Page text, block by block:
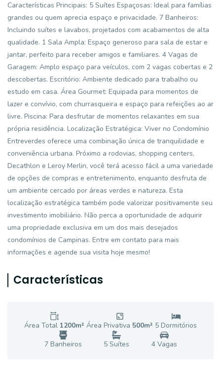
Características Principais: 5 Suítes Espaçosas: Ideal para famílias
grandes ou quem aprecia espaço e privacidade. 7 Banheiros:
Incluindo suítes e lavabos, projetados com acabamentos de alta
qualidade. 1 Sala Ampla: Espaço generoso para sala de estar e
jantar, perfeito para receber amigos e familiares. 4 Vagas de
Garagem: Amplo espaço para veículos, com 2 vagas cobertas e 2
descobertas. Escritório: Ambiente dedicado para trabalho ou
estudo em casa. Área Gourmet: Equipada para momentos de
lazer e convívio, com churrasqueira e espaço para refeições ao ar
livre. Piscina: Para desfrutar de momentos relaxantes em sua
própria residência. Localização Estratégica: Viver no Condomínio
Entreverdes oferece uma combinação única de tranquilidade e
conveniência urbana. Próximo a rodovias, shopping centers,
Decathlon e Leroy Merlin, você terá acesso fácil a uma variedade
de opções de compras e entretenimento, enquanto desfruta de
um ambiente cercado por áreas verdes e natureza. Esta
localização estratégica também pode valorizar positivamente seu
investimento imobiliário. Não perca a oportunidade de adquirir
uma propriedade exclusiva em um dos mais desejados
condomínios de Campinas. Entre em contato para mais
informações e agende sua visita hoje mesmo!
Características
Área Total 1200m² Área Privativa 500m² 5 Dormitórios
7Banheiros 5 Suítes 4Vagas